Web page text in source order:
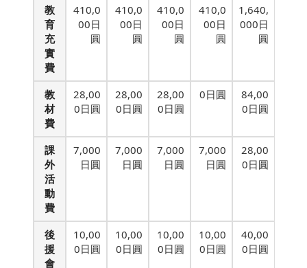
教
育
充
實
費
410,0
00日
圓
410,0
00日
圓
410,0
00日
圓
410,0
00日
圓
1,640,
000日
圓
教
材
費
28,00
0日圓
28,00
0日圓
28,00
0日圓
0日圓
84,00
0日圓
課
外
活
動
費
7,000
日圓
7,000
日圓
7,000
日圓
7,000
日圓
28,00
0日圓
後
援
會
10,00
0日圓
10,00
0日圓
10,00
0日圓
10,00
0日圓
40,00
0日圓